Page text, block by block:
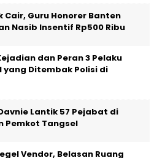
Cair, Guru Honorer Banten
Nasib Insentif Rp500 Ribu
dan Peran 3 Pelaku
yang Ditembak Polisi di
Lantik 57 Pejabat di
Pemkot Tangsel
Vendor, Belasan Ruang